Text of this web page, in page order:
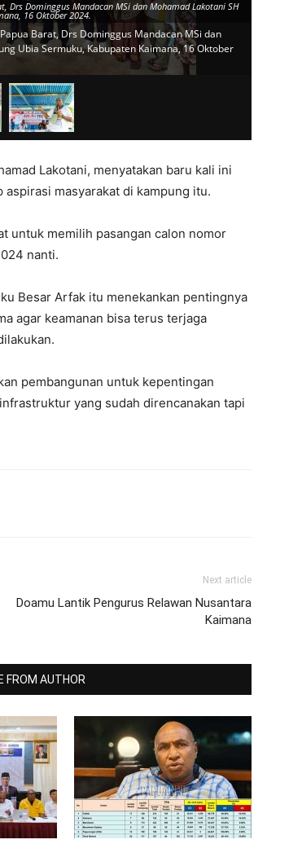
Drs Dominggus Mandacan MSi dan Mohamad Lakotani SH
16 Oktober 2024.
Barat, Drs Dominggus Mandacan MSi dan
Ubia Sermuku, Kabupaten Kaimana, 16 Oktober
Lakotani, menyatakan baru kali ini
masyarakat di kampung itu.
untuk memilih pasangan calon nomor
nanti.
Besar Arfak itu menekankan pentingnya
agar keamanan bisa terus terjaga
pembangunan untuk kepentingan
yang sudah direncanakan tapi
Next article
Doamu Lantik Pengurus Relawan Nusantara
Kaimana
FROM AUTHOR